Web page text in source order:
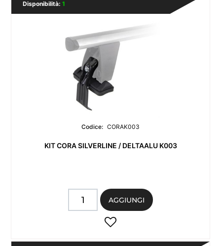
Disponibilità: 1
Codice: CORAK003
KIT CORA SILVERLINE / DELTAALU K003
Quantità
AGGIUNGI